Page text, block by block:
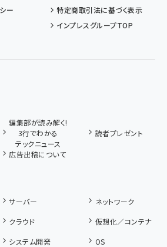
ー
特定商取引法に基づく表示
インプレスグループTOP
編集部が読み解く!
3行でわかる
テックニュース
読者プレゼント
広告出稿について
サーバー
ネットワーク
クラウド
仮想化／コンテナ
システム開発 OS